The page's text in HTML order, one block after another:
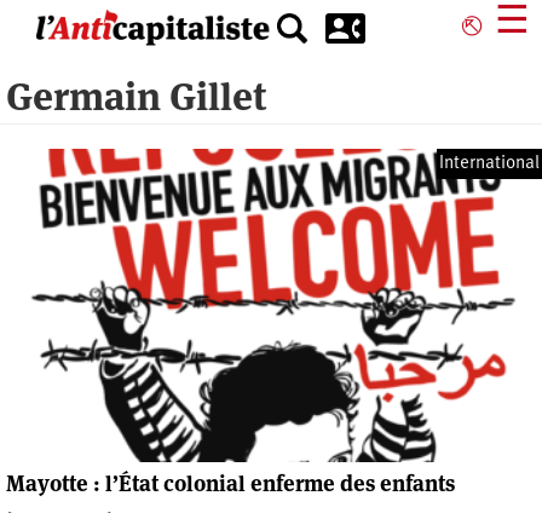
principal
⎋ ☰
Germain Gillet
International
Mayotte : l’État colonial enferme des enfants